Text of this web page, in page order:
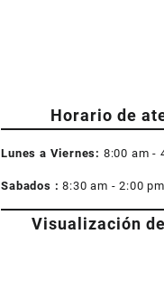
Horario de
Lunes a Viernes: 8:00 am -
Sabados :8:30 am - 2:00 pm
Visualización